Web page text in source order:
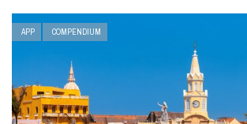
APP COMPENDIUM